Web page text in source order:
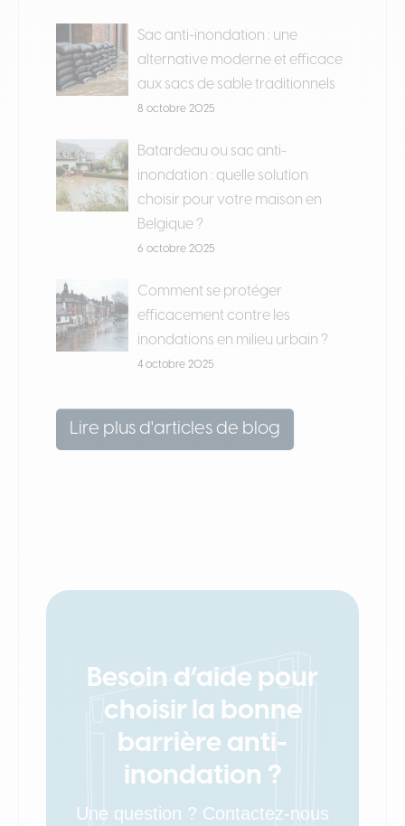
Sac anti-inondation : une
alternative moderne et efficace
aux sacs de sable traditionnels
8 octobre 2025
Batardeau ou sac anti-
inondation : quelle solution
choisir pour votre maison en
Belgique ?
6 octobre 2025
Comment se protéger
efficacement contre les
inondations en milieu urbain ?
4 octobre 2025
Lire plus d'articles de blog
Besoin d’aide pour
choisir la bonne
barrière anti-
inondation ?
Une question ? Contactez-nous